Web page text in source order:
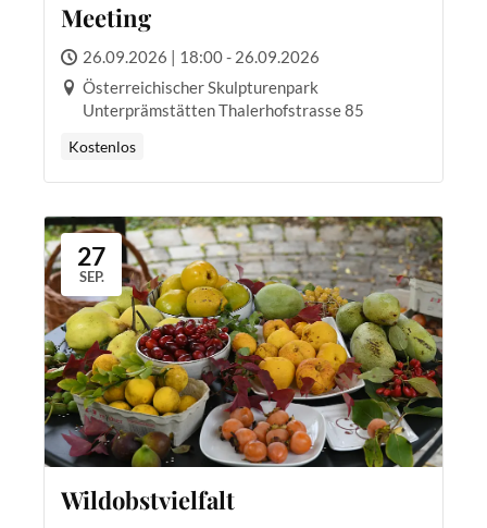
Meeting
26.09.2026 | 18:00 - 26.09.2026
Österreichischer Skulpturenpark
Unterprämstätten Thalerhofstrasse 85
Kostenlos
27
SEP.
Wildobstvielfalt